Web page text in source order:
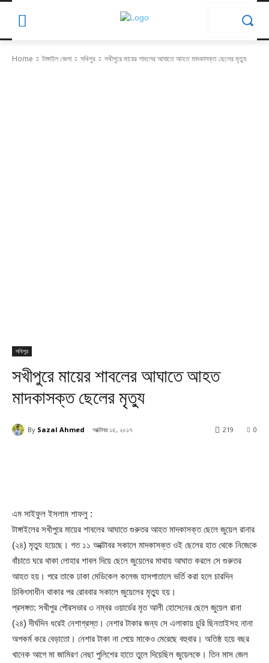
Home টাঙ্গাইল জেলা সখিপুর সখীপুরে মায়ের শাবলের আঘাতে আহত মাদকাসক্ত ছেলের মৃত্যু
সখিপুর
সখীপুরে মায়ের শাবলের আঘাতে আহত
মাদকাসক্ত ছেলের মৃত্যু
By Sazal Ahmed অক্টোবর ১৫, ২০১৭ 0
219
এম সাইফুল ইসলাম শাফলু :
টাঙ্গাইলের সখীপুরে মায়ের শাবলের আঘাতে গুরুতর আহত মাদকাসক্ত ছেলে জুয়েল রানার
(২৪) মৃত্যু হয়েছে। গত ১১ অক্টোবর সকালে মাদকাসক্ত ওই ছেলের হাত থেকে নিজেকে
বাঁচাতে ঘরে থাকা লোহার শাবল দিয়ে ছেলে জুয়েলের মাথায় আঘাত করলে সে গুরুতর
আহত হয়। পরে তাকে ঢাকা মেডিকেল কলেজ হাসপাতালে ভর্তি করা হলে চারদিন
চিকিৎসাধীন থাকার পর রোববার সকালে জুয়েলের মৃত্যু হয়।
প্রসঙ্গত: সখীপুর পৌরসভার ৩ নম্বর ওয়ার্ডের মৃত আলী হোসেনের ছেলে জুয়েল রানা
(২৪) দীর্ঘদিন ধরেই নেশাগ্রস্ত। নেশার টাকার জন্য সে এলাকায় চুরি ছিনতাইসহ নানা
অপকর্ম করে বেড়াতো। নেশার টাকা না পেয়ে মাকেও মেরেছে বহুবার। অতিষ্ঠ হয়ে বছর
খানেক আগে মা জামিরণ নেছা পুলিশের হাতে তুলে দিয়েছিল জুয়েলকে। তিন মাস জেল